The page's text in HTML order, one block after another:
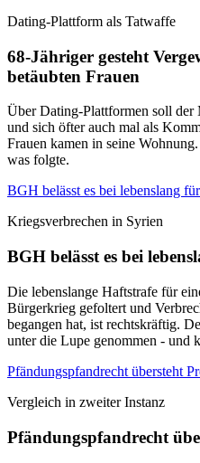
Dating-Plattform als Tatwaffe
68-Jähriger gesteht
betäubten Frauen
Über Dating-Plattformen soll der
und sich öfter auch mal als
Frauen kamen in seine
was folgte.
BGH belässt es bei lebenslang
Kriegsverbrechen in Syrien
BGH belässt es bei
Die lebenslange Haftstrafe für
Bürgerkrieg gefoltert und
begangen hat, ist rechtskräftig.
unter die Lupe genommen - und
Pfändungspfandrecht übersteht
Vergleich in zweiter Instanz
Pfändungspfandrecht